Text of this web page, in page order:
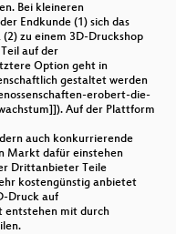
Bei kleineren
Endkunde (1) sich das
zu einem 3D-Druckshop
auf der
Option geht in
gestaltet werden
erobert-die-
Auf der Plattform
auch konkurrierende
Markt dafür einstehen
Drittanbieter Teile
kostengünstig anbietet
Druck auf
entstehen mit durch